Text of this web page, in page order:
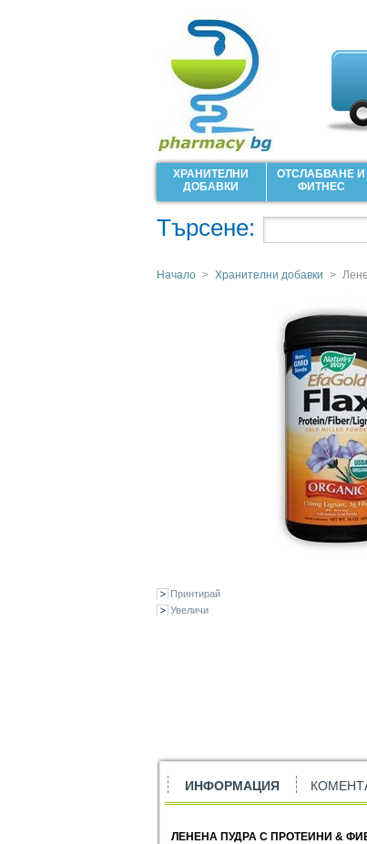
ХРАНИТЕЛНИ
ДОБАВКИ
ОТСЛАБВАНЕ И
ФИТНЕС
Търсене:
Начало > Хранителни добавки >
Принтирай
Увеличи
ИНФОРМАЦИЯ
ЛЕНЕНА ПУДРА С ПРОТЕИНИ &